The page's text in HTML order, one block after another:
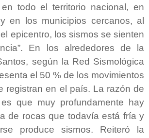
en todo el territorio nacional, en
en los municipios cercanos, al
epicentro, los sismos se sienten
En los alrededores de la
según la Red Sismológica
el 50 % de los movimientos
registran en el país. La razón de
que muy profundamente hay
de rocas que todavía está fría y
produce sismos. Reiteró la